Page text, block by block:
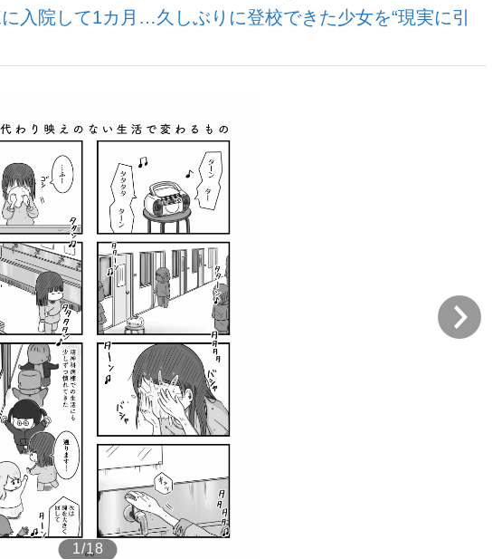
「クマが悪者扱いされているのが悲しい」『
カー日本代表・森保一監督...
もっと見る
もっと見る
入院して1カ月…久しぶりに登校できた少女を“現実に引
1/18